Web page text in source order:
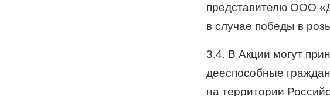
представителю ООО
в случае победы в
3.4. В Акции могут
дееспособные
на территории